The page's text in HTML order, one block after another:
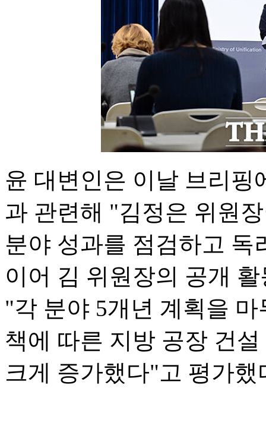
윤 대변인은 이날 브리핑
과 관련해 "김정은 위원
분야 성과를 점검하고
이어 김 위원장의 공개
"각 분야 5개년 계획을
책에 따른 지방 공장 건
크게 증가했다"고 평가했